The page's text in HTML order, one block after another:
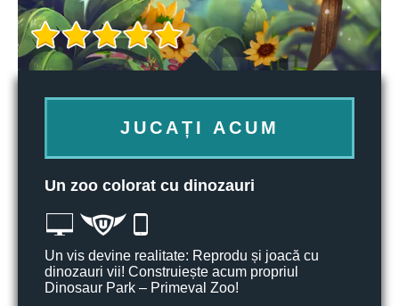
JUCAȚI ACUM
Un zoo colorat cu dinozauri
Un vis devine realitate: Reprodu și joacă cu
dinozauri vii! Construiește acum propriul
Dinosaur Park – Primeval Zoo!